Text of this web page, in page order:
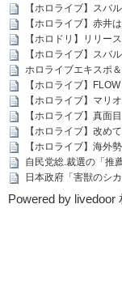
【ホロライブ】スバ
【ホロライブ】赤井
【ホロドリ】リリー
【ホロライブ】スバ
ホロライブエキスポ
【ホロライブ】
【ホロライブ】マリ
【ホロライブ】真面
【ホロライブ】改め
【ホロライブ】海外
自民党総.裁選の「推
日本政府「害獣のシ
Powered by livedoor